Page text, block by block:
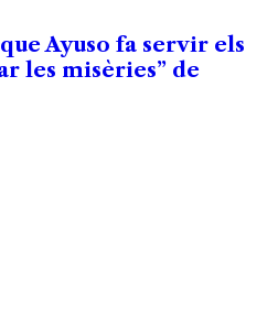
Ayuso fa servir els
les misèries” de